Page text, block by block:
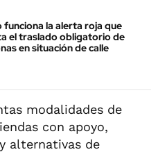
funciona la alerta roja que
el traslado obligatorio de
en situación de calle
modalidades de
con apoyo,
alternativas de